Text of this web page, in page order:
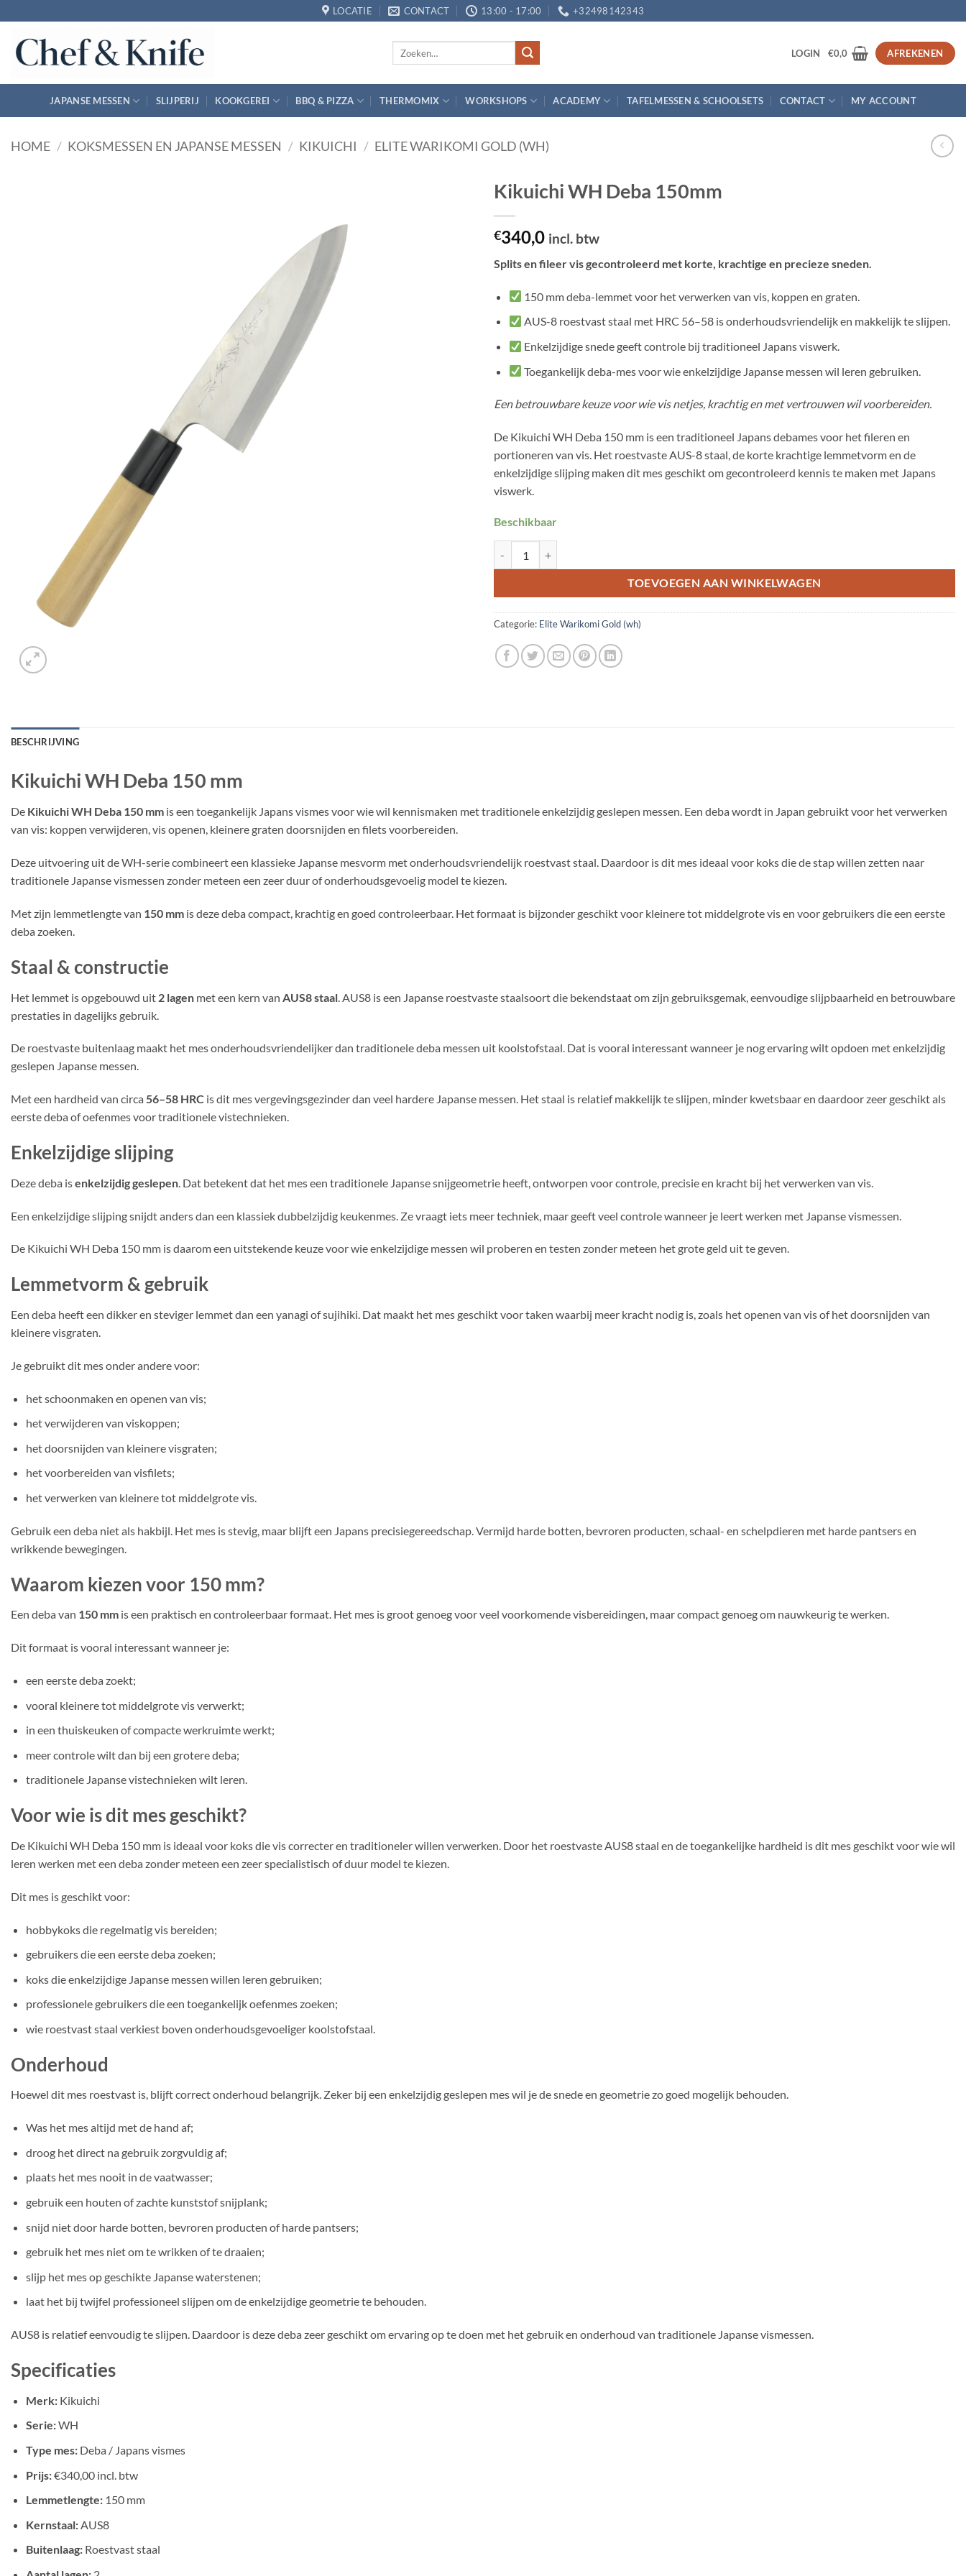
naar
inhoud
LOCATIE CONTACT 13:00 - 17:00 +32498142343
LOGIN €0,0 AFREKENEN
JAPANSE MESSEN SLIJPERIJ KOOKGEREI BBQ & PIZZA THERMOMIX WORKSHOPS ACADEMY TAFELMESSEN & SCHOOLSETS CONTACT MY ACCOUNT
HOME / KOKSMESSEN EN JAPANSE MESSEN / KIKUICHI / ELITE WARIKOMI GOLD (WH)
verlanglijst
Kikuichi WH Deba 150mm
€340,0 incl. btw
Splits en fileer vis gecontroleerd met korte, krachtige en precieze sneden.
150 mm deba-lemmet voor het verwerken van vis, koppen en graten.
AUS-8 roestvast staal met HRC 56–58 is onderhoudsvriendelijk en makkelijk te slijpen.
Enkelzijdige snede geeft controle bij traditioneel Japans viswerk.
Toegankelijk deba-mes voor wie enkelzijdige Japanse messen wil leren gebruiken.
Een betrouwbare keuze voor wie vis netjes, krachtig en met vertrouwen wil voorbereiden.
De Kikuichi WH Deba 150 mm is een traditioneel Japans debames voor het fileren en
portioneren van vis. Het roestvaste AUS-8 staal, de korte krachtige lemmetvorm en de
enkelzijdige slijping maken dit mes geschikt om gecontroleerd kennis te maken met Japans
viswerk.
Beschikbaar
TOEVOEGEN AAN WINKELWAGEN
Categorie: Elite Warikomi Gold (wh)
BESCHRIJVING
Kikuichi WH Deba 150 mm
De Kikuichi WH Deba 150 mm is een toegankelijk Japans vismes voor wie wil kennismaken met traditionele enkelzijdig geslepen messen. Een deba wordt in Japan gebruikt voor het verwerken
van vis: koppen verwijderen, vis openen, kleinere graten doorsnijden en filets voorbereiden.
Deze uitvoering uit de WH-serie combineert een klassieke Japanse mesvorm met onderhoudsvriendelijk roestvast staal. Daardoor is dit mes ideaal voor koks die de stap willen zetten naar
traditionele Japanse vismessen zonder meteen een zeer duur of onderhoudsgevoelig model te kiezen.
Met zijn lemmetlengte van 150 mm is deze deba compact, krachtig en goed controleerbaar. Het formaat is bijzonder geschikt voor kleinere tot middelgrote vis en voor gebruikers die een eerste
deba zoeken.
Staal & constructie
Het lemmet is opgebouwd uit 2 lagen met een kern van AUS8 staal . AUS8 is een Japanse roestvaste staalsoort die bekendstaat om zijn gebruiksgemak, eenvoudige slijpbaarheid en betrouwbare
prestaties in dagelijks gebruik.
De roestvaste buitenlaag maakt het mes onderhoudsvriendelijker dan traditionele deba messen uit koolstofstaal. Dat is vooral interessant wanneer je nog ervaring wilt opdoen met enkelzijdig
geslepen Japanse messen.
Met een hardheid van circa 56–58 HRC is dit mes vergevingsgezinder dan veel hardere Japanse messen. Het staal is relatief makkelijk te slijpen, minder kwetsbaar en daardoor zeer geschikt als
eerste deba of oefenmes voor traditionele vistechnieken.
Enkelzijdige slijping
Deze deba isenkelzijdig geslepen . Dat betekent dat het mes een traditionele Japanse snijgeometrie heeft, ontworpen voor controle, precisie en kracht bij het verwerken van vis.
Een enkelzijdige slijping snijdt anders dan een klassiek dubbelzijdig keukenmes. Ze vraagt iets meer techniek, maar geeft veel controle wanneer je leert werken met Japanse vismessen.
De Kikuichi WH Deba 150 mm is daarom een uitstekende keuze voor wie enkelzijdige messen wil proberen en testen zonder meteen het grote geld uit te geven.
Lemmetvorm & gebruik
Een deba heeft een dikker en steviger lemmet dan een yanagi of sujihiki. Dat maakt het mes geschikt voor taken waarbij meer kracht nodig is, zoals het openen van vis of het doorsnijden van
kleinere visgraten.
Je gebruikt dit mes onder andere voor:
het schoonmaken en openen van vis;
het verwijderen van viskoppen;
het doorsnijden van kleinere visgraten;
het voorbereiden van visfilets;
het verwerken van kleinere tot middelgrote vis.
Gebruik een deba niet als hakbijl. Het mes is stevig, maar blijft een Japans precisiegereedschap. Vermijd harde botten, bevroren producten, schaal- en schelpdieren met harde pantsers en
wrikkende bewegingen.
Waarom kiezen voor 150 mm?
Een deba van 150 mm is een praktisch en controleerbaar formaat. Het mes is groot genoeg voor veel voorkomende visbereidingen, maar compact genoeg om nauwkeurig te werken.
Dit formaat is vooral interessant wanneer je:
een eerste deba zoekt;
vooral kleinere tot middelgrote vis verwerkt;
in een thuiskeuken of compacte werkruimte werkt;
meer controle wilt dan bij een grotere deba;
traditionele Japanse vistechnieken wilt leren.
Voor wie is dit mes geschikt?
De Kikuichi WH Deba 150 mm is ideaal voor koks die vis correcter en traditioneler willen verwerken. Door het roestvaste AUS8 staal en de toegankelijke hardheid is dit mes geschikt voor wie wil
leren werken met een deba zonder meteen een zeer specialistisch of duur model te kiezen.
Dit mes is geschikt voor:
hobbykoks die regelmatig vis bereiden;
gebruikers die een eerste deba zoeken;
koks die enkelzijdige Japanse messen willen leren gebruiken;
professionele gebruikers die een toegankelijk oefenmes zoeken;
wie roestvast staal verkiest boven onderhoudsgevoeliger koolstofstaal.
Onderhoud
Hoewel dit mes roestvast is, blijft correct onderhoud belangrijk. Zeker bij een enkelzijdig geslepen mes wil je de snede en geometrie zo goed mogelijk behouden.
Was het mes altijd met de hand af;
droog het direct na gebruik zorgvuldig af;
plaats het mes nooit in de vaatwasser;
gebruik een houten of zachte kunststof snijplank;
snijd niet door harde botten, bevroren producten of harde pantsers;
gebruik het mes niet om te wrikken of te draaien;
slijp het mes op geschikte Japanse waterstenen;
laat het bij twijfel professioneel slijpen om de enkelzijdige geometrie te behouden.
AUS8 is relatief eenvoudig te slijpen. Daardoor is deze deba zeer geschikt om ervaring op te doen met het gebruik en onderhoud van traditionele Japanse vismessen.
Specificaties
Merk:Kikuichi
Serie:WH
Type mes:Deba / Japans vismes
Prijs:€340,00 incl. btw
Lemmetlengte:150 mm
Kernstaal:AUS8
Buitenlaag:Roestvast staal